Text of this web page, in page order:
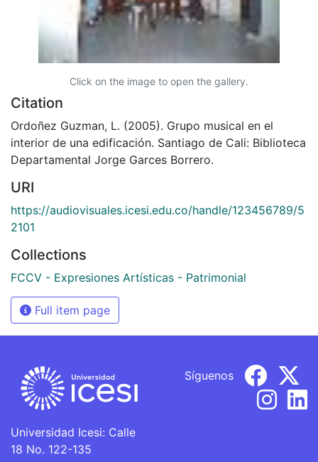
Click on the image to open the gallery.
Citation
Ordoñez Guzman, L. (2005). Grupo musical en el
interior de una edificación. Santiago de Cali: Biblioteca
Departamental Jorge Garces Borrero.
URI
https://audiovisuales.icesi.edu.co/handle/123456789/5
2101
Collections
FCCV - Expresiones Artísticas - Patrimonial
Full item page
Universidad Icesi: Calle
18 No. 122-135
Síguenos